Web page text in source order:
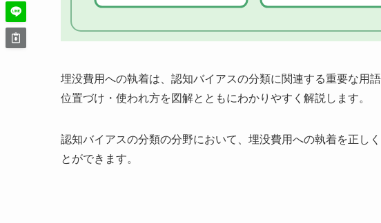
埋没費用への執着は、認知バイアスの分類に関連する重要な用
位置づけ・使われ方を図解とともにわかりやすく解説します。
認知バイアスの分類の分野において、埋没費用への執着を正し
とができます。